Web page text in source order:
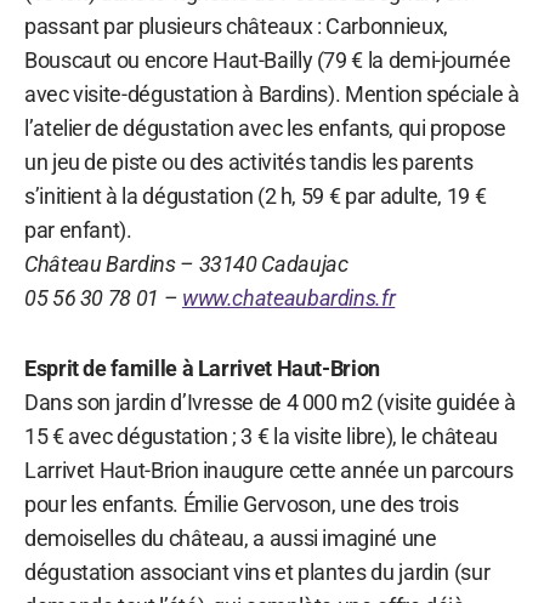
passant par plusieurs châteaux : Carbonnieux,
Bouscaut ou encore Haut-Bailly (79 € la demi-journée
avec visite-dégustation à Bardins). Mention spéciale à
l’atelier de dégustation avec les enfants, qui propose
un jeu de piste ou des activités tandis les parents
s’initient à la dégustation (2 h, 59 € par adulte, 19 €
par enfant).
Château Bardins – 33140 Cadaujac
05 56 30 78 01 – www.chateaubardins.fr
Esprit de famille à Larrivet Haut-Brion
Dans son jardin d’Ivresse de 4 000 m2 (visite guidée à
15 € avec dégustation ; 3 € la visite libre), le château
Larrivet Haut-Brion inaugure cette année un parcours
pour les enfants. Émilie Gervoson, une des trois
demoiselles du château, a aussi imaginé une
dégustation associant vins et plantes du jardin (sur